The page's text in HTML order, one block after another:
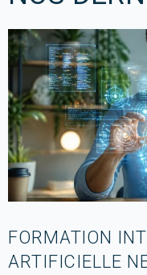
FORMATION
ARTIFICIELLE